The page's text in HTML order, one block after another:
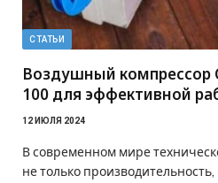
СТАТЬИ
Воздушный компрессор
100 для эффективной
12 ИЮЛЯ 2024
В современном мире
не только